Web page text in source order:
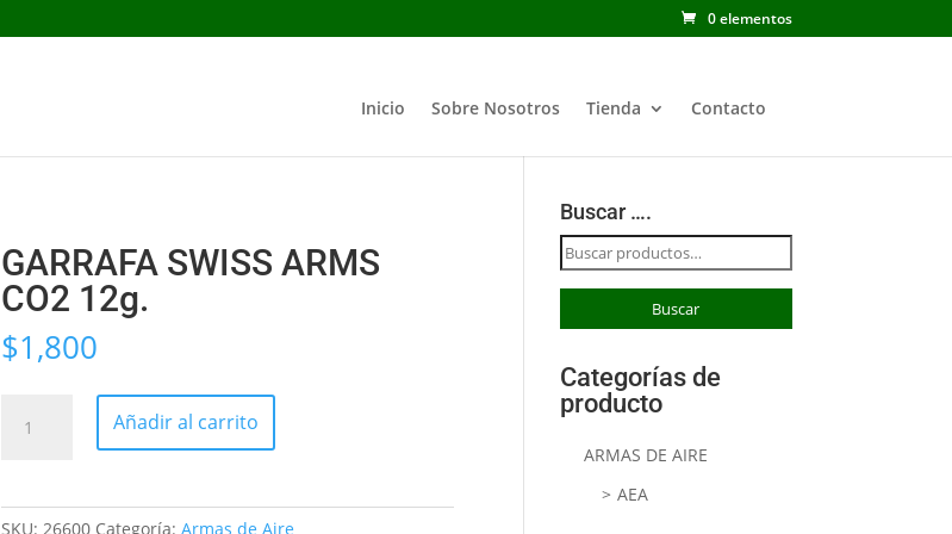
0 elementos
Inicio Sobre Nosotros Tienda Contacto
GARRAFA SWISS ARMS
CO2 12g.
$1,800
SWISS
Añadir al carrito
SKU:26600 Categoría:Armas de Aire
Buscar ….
Buscar
por:
Buscar
Categorías de
producto
ARMAS DE AIRE
AEA